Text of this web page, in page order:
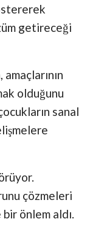
getireceği
olduğunu
sanal
çözmeleri
önlem aldı.